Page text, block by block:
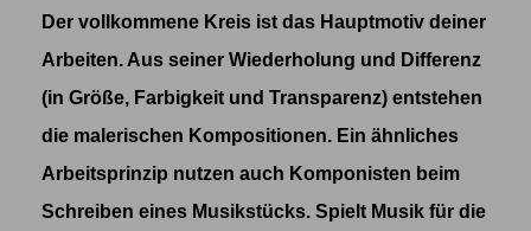
Der vollkommene Kreis ist das Hauptmotiv deiner
Arbeiten. Aus seiner Wiederholung und Differenz
(in Größe, Farbigkeit und Transparenz) entstehen
die malerischen Kompositionen. Ein ähnliches
Arbeitsprinzip nutzen auch Komponisten beim
Schreiben eines Musikstücks. Spielt Musik für die